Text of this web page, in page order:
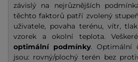
závislý na nejrůznějších
těchto faktorů patří zvolený
uživatele, povaha terénu, vítr,
vzorek a okolní teplota.
optimální podmínky. Optimální
jsou: rovný/plochý terén bez